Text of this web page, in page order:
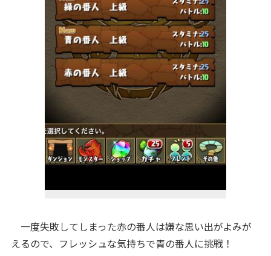
一度失敗してしまった赤の番人は嫌な思い出がよみが
えるので、フレッシュな気持ちで青の番人に挑戦！